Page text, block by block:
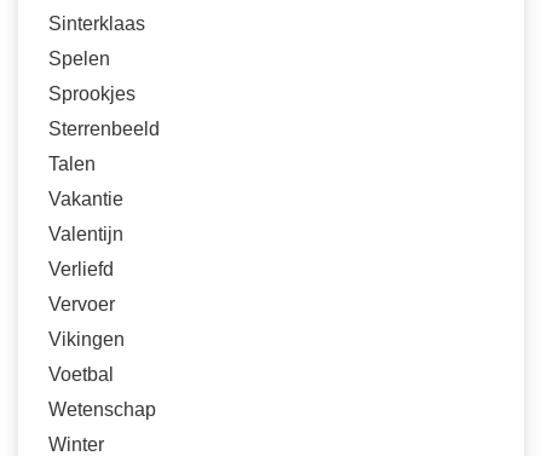
Sinterklaas
Spelen
Sprookjes
Sterrenbeeld
Talen
Vakantie
Valentijn
Verliefd
Vervoer
Vikingen
Voetbal
Wetenschap
Winter